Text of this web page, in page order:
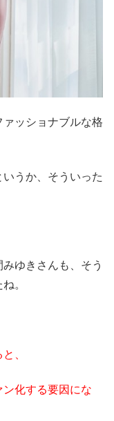
ッショナブルな格
うか、そういった
ゆきさんも、そう
。
、
化する要因にな